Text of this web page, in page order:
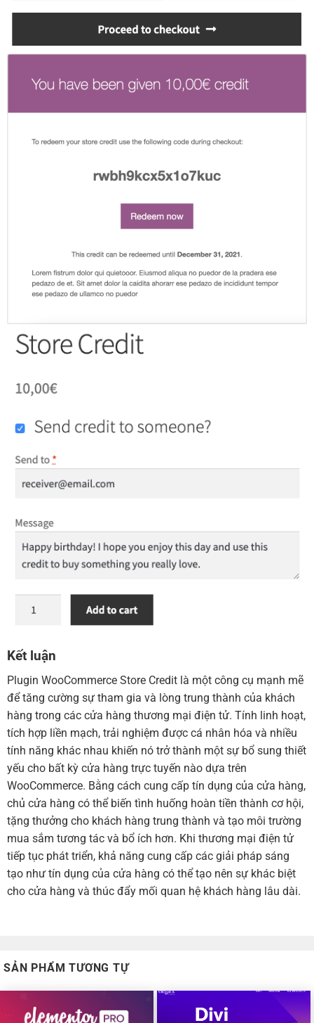
Kết luận
Plugin WooCommerce Store Credit là một công cụ mạnh mẽ
để tăng cường sự tham gia và lòng trung thành của khách
hàng trong các cửa hàng thương mại điện tử. Tính linh hoạt,
tích hợp liền mạch, trải nghiệm được cá nhân hóa và nhiều
tính năng khác nhau khiến nó trở thành một sự bổ sung thiết
yếu cho bất kỳ cửa hàng trực tuyến nào dựa trên
WooCommerce. Bằng cách cung cấp tín dụng của cửa hàng,
chủ cửa hàng có thể biến tình huống hoàn tiền thành cơ hội,
tặng thưởng cho khách hàng trung thành và tạo môi trường
mua sắm tương tác và bổ ích hơn. Khi thương mại điện tử
tiếp tục phát triển, khả năng cung cấp các giải pháp sáng
tạo như tín dụng của cửa hàng có thể tạo nên sự khác biệt
cho cửa hàng và thúc đẩy mối quan hệ khách hàng lâu dài.
SẢN PHẨM TƯƠNG TỰ